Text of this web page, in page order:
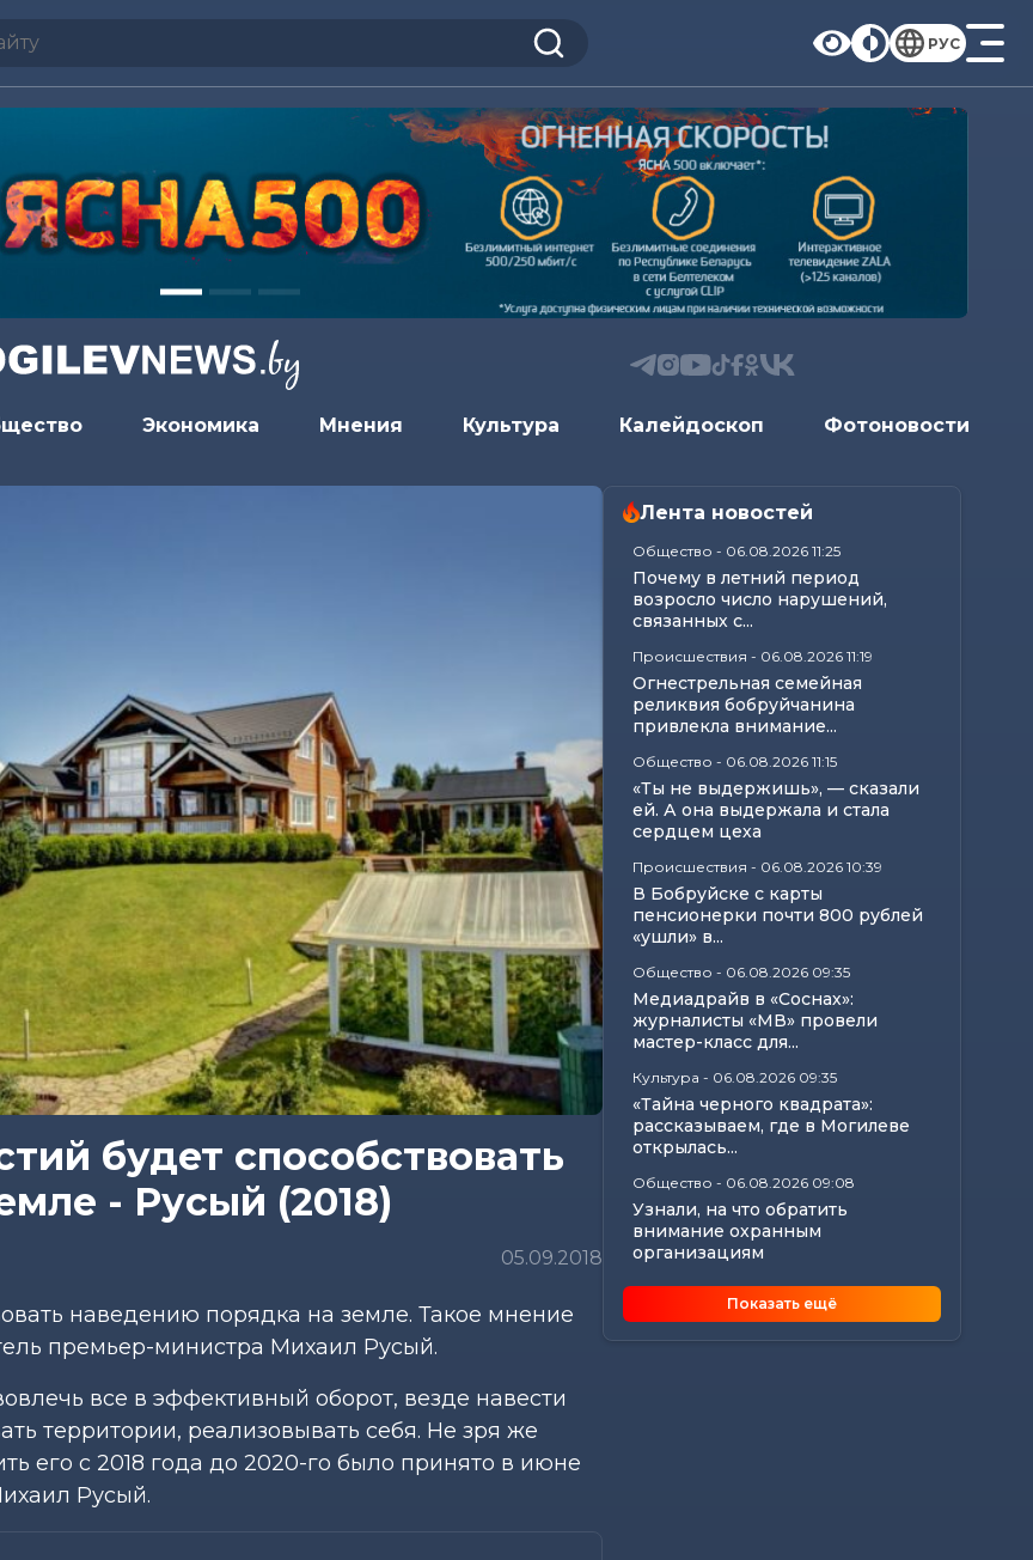
РУС
Экономика Мнения Культура Калейдоскоп Фотоновости
будет способствовать
- Русый (2018)
05.09.2018
наведению порядка на земле. Такое мнение
премьер-министра Михаил Русый.
все в эффективный оборот, везде навести
территории, реализовывать себя. Не зря же
его с 2018 года до 2020-го было принято в июне
Русый.
Лента новостей
Общество - 06.08.2026 11:25
Почему в летний период
возросло число нарушений,
связанных с...
Происшествия - 06.08.2026 11:19
Огнестрельная семейная
реликвия бобруйчанина
привлекла внимание...
Общество - 06.08.2026 11:15
«Ты не выдержишь», — сказали
ей. А она выдержала и стала
сердцем цеха
Происшествия - 06.08.2026 10:39
В Бобруйске с карты
пенсионерки почти 800 рублей
«ушли» в...
Общество - 06.08.2026 09:35
Медиадрайв в «Соснах»:
журналисты «МВ» провели
мастер-класс для...
Культура - 06.08.2026 09:35
«Тайна черного квадрата»:
рассказываем, где в Могилеве
открылась...
Общество - 06.08.2026 09:08
Узнали, на что обратить
внимание охранным
организациям
Калейдоскоп -06.08.2026 06:30
Энергия 7 августа: где найти
вдохновение и как не
Показать ещё